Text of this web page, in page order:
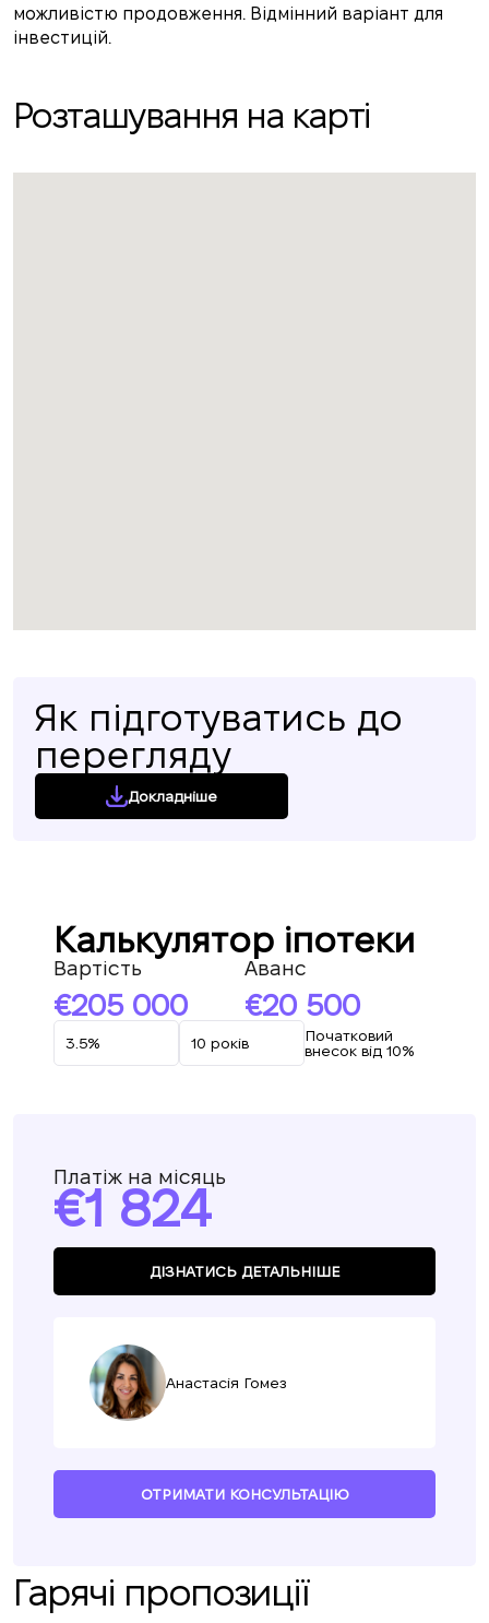
можливістю продовження. Відмінний варіант для
інвестицій.
Розташування на карті
Як підготуватись до
перегляду
Докладніше
Калькулятор іпотеки
Вартість
205 000
Аванс
20 500
Початковий
внесок від 10%
Платіж на місяць
1 824
ДІЗНАТИСЬ ДЕТАЛЬНІШЕ
Анастасія Гомез
ОТРИМАТИ КОНСУЛЬТАЦІЮ
Гарячі пропозиції